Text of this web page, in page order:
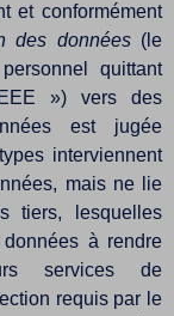
et conformément
des données(le
quittant
EEE ») vers des
est jugée
interviennent
mais ne lie
tiers, lesquelles
données à rendre
services de
requis par le